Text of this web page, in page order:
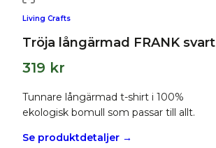
Living Crafts
Tröja långärmad FRANK svart
319 kr
Tunnare långärmad t-shirt i 100%
ekologisk bomull som passar till allt.
Se produktdetaljer →